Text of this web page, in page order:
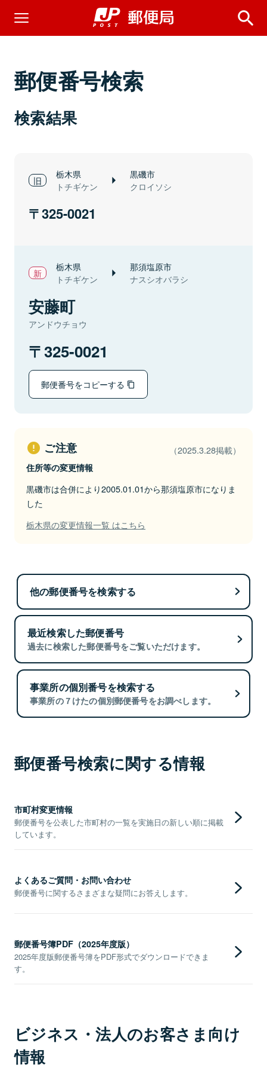
郵便番号検索
検索結果
栃木県
トチギケン
黒磯市
クロイソシ
325-0021
栃木県
トチギケン
那須塩原市
ナスシオバラシ
安藤町
アンドウチョウ
325-0021
郵便番号をコピーする
ご注意 （2025.3.28掲載）
住所等の変更情報
黒磯市は合併により2005.01.01から那須塩原市になりま
した
栃木県の変更情報一覧 はこちら
他の郵便番号を検索する
最近検索した郵便番号
過去に検索した郵便番号をご覧いただけます。
事業所の個別番号を検索する
事業所の７けたの個別郵便番号をお調べします。
郵便番号検索に関する情報
市町村変更情報
郵便番号を公表した市町村の一覧を実施日の新しい順に掲載
しています。
よくあるご質問・お問い合わせ
郵便番号に関するさまざまな疑問にお答えします。
郵便番号簿PDF（2025年度版）
2025年度版郵便番号簿をPDF形式でダウンロードできま
す。
ビジネス・法人のお客さま向け
情報